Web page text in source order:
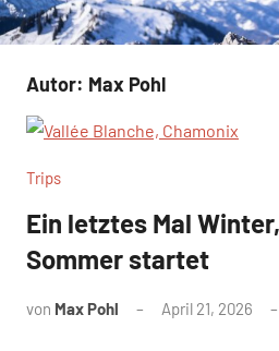
Autor: Max Pohl
Trips
Ein letztes Mal
Sommer startet
von Max Pohl April 21, 2026